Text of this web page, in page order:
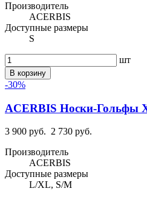
Производитель
ACERBIS
Доступные размеры
S
шт
В корзину
-30%
ACERBIS Носки-Гольфы
3 900 руб. 2 730 руб.
Производитель
ACERBIS
Доступные размеры
L/XL, S/M